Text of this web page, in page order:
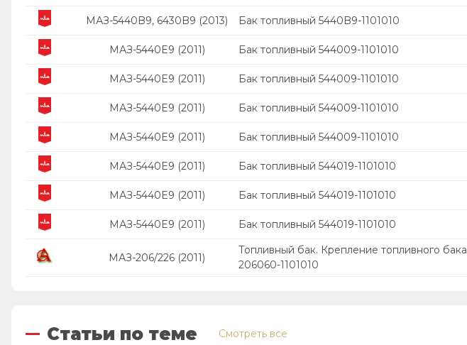
МАЗ-5440B9, 6430B9 (2013) Бак топливный 5440B9-1101010
МАЗ-5440E9 (2011) Бак топливный 544009-1101010
МАЗ-5440E9 (2011) Бак топливный 544009-1101010
МАЗ-5440E9 (2011) Бак топливный 544009-1101010
МАЗ-5440E9 (2011) Бак топливный 544009-1101010
МАЗ-5440E9 (2011) Бак топливный 544019-1101010
МАЗ-5440E9 (2011) Бак топливный 544019-1101010
МАЗ-5440E9 (2011) Бак топливный 544019-1101010
МАЗ-206/226 (2011)
Топливный бак. Крепление топливного бака
206060-1101010
Статьи по теме Смотреть все